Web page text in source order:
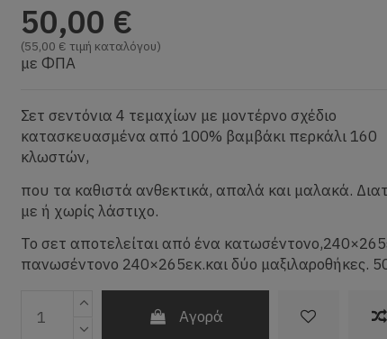
50,00 €
(55,00 € τιμή καταλόγου)
με ΦΠΑ
Σετ σεντόνια 4 τεμαχίων με μοντέρνο σχέδιο
κατασκευασμένα από 100% βαμβάκι περκάλι 160
κλωστών,
που τα καθιστά ανθεκτικά, απαλά και μαλακά.
με ή χωρίς λάστιχο.
Το σετ αποτελείται από ένα
πανωσέντονο 240×265εκ.και δύο μαξιλαροθήκες.
Αγορά